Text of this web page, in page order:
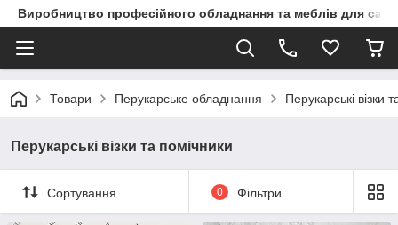
Виробництво професійного обладнання та меблів для
Товари Перукарське обладнання Перукарські візки
Перукарські візки та помічники
Сортування 0 Фільтри